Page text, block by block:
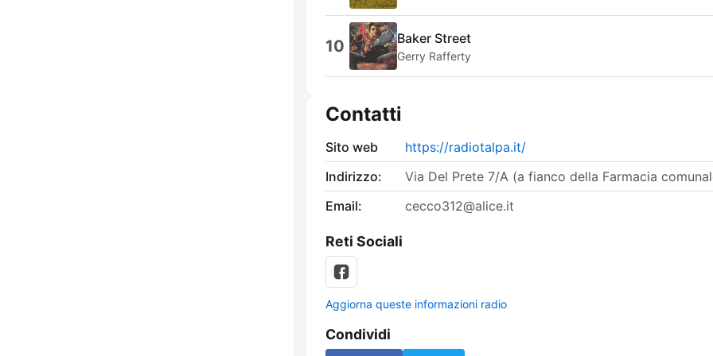
10 Baker Street
Gerry Rafferty
Contatti
Sito web
https://radiotalpa.it/
Indirizzo:
Via Del Prete 7/A (a fianco della Farmacia
Email:
cecco312@alice.it
Reti Sociali
Aggiorna queste informazioni radio
Condividi